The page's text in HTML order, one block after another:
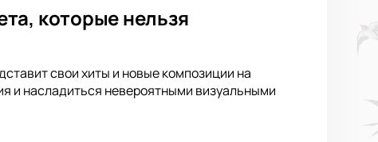
которые нельзя
свои хиты и новые композиции на
и насладиться невероятными визуальными